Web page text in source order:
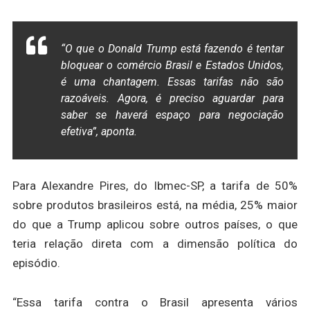
“O que o Donald Trump está fazendo é tentar
bloquear o comércio Brasil e Estados Unidos,
é uma chantagem. Essas tarifas não são
razoáveis. Agora, é preciso aguardar para
saber se haverá espaço para negociação
efetiva”, aponta.
Para Alexandre Pires, do Ibmec-SP, a tarifa de 50%
sobre produtos brasileiros está, na média, 25% maior
do que a Trump aplicou sobre outros países, o que
teria relação direta com a dimensão política do
episódio.
“Essa tarifa contra o Brasil apresenta vários